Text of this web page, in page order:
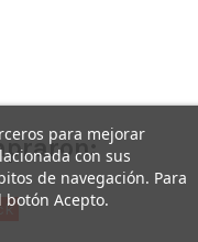
para mejorar
con sus
de navegación. Para
Acepto.